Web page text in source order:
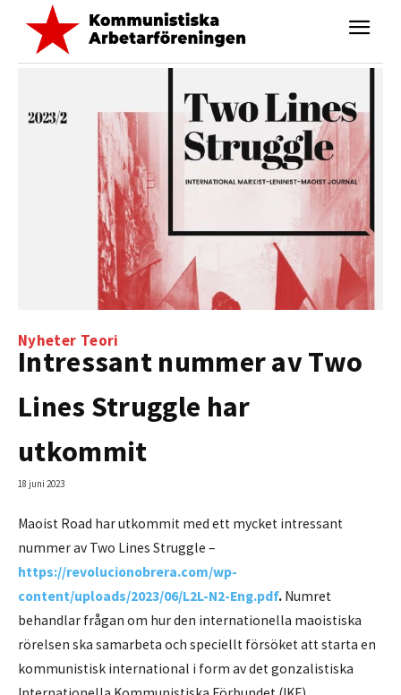
Nyheter Teori
Intressant nummer av Two
Lines Struggle har
utkommit
18 juni 2023
Maoist Road har utkommit med ett mycket intressant
nummer av Two Lines Struggle –
https://revolucionobrera.com/wp-
content/uploads/2023/06/L2L-N2-Eng.pdf. Numret
behandlar frågan om hur den internationella maoistiska
rörelsen ska samarbeta och speciellt försöket att starta en
kommunistisk international i form av det gonzalistiska